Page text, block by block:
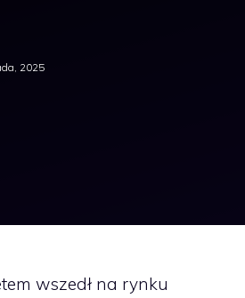
2025
wszedł na rynku